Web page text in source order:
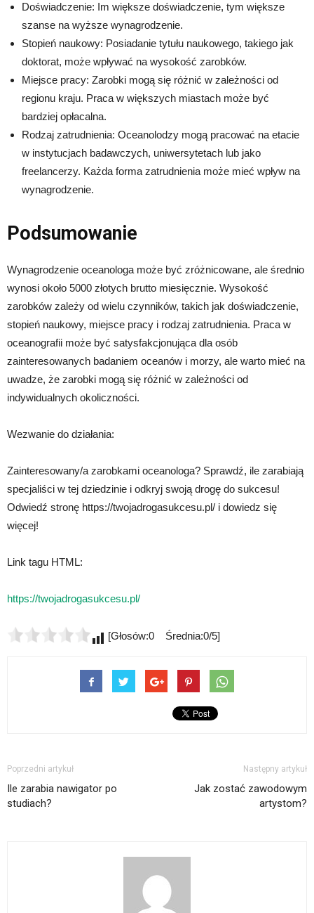
Doświadczenie: Im większe doświadczenie, tym większe
szanse na wyższe wynagrodzenie.
Stopień naukowy: Posiadanie tytułu naukowego, takiego jak
doktorat, może wpływać na wysokość zarobków.
Miejsce pracy: Zarobki mogą się różnić w zależności od
regionu kraju. Praca w większych miastach może być
bardziej opłacalna.
Rodzaj zatrudnienia: Oceanolodzy mogą pracować na etacie
w instytucjach badawczych, uniwersytetach lub jako
freelancerzy. Każda forma zatrudnienia może mieć wpływ na
wynagrodzenie.
Podsumowanie
Wynagrodzenie oceanologa może być zróżnicowane, ale średnio
wynosi około 5000 złotych brutto miesięcznie. Wysokość
zarobków zależy od wielu czynników, takich jak doświadczenie,
stopień naukowy, miejsce pracy i rodzaj zatrudnienia. Praca w
oceanografii może być satysfakcjonująca dla osób
zainteresowanych badaniem oceanów i morzy, ale warto mieć na
uwadze, że zarobki mogą się różnić w zależności od
indywidualnych okoliczności.
Wezwanie do działania:
Zainteresowany/a zarobkami oceanologa? Sprawdź, ile zarabiają
specjaliści w tej dziedzinie i odkryj swoją drogę do sukcesu!
Odwiedź stronę https://twojadrogasukcesu.pl/ i dowiedz się
więcej!
Link tagu HTML:
https://twojadrogasukcesu.pl/
[Głosów:0 Średnia:0/5]
Poprzedni artykuł
Ile zarabia nawigator po
studiach?
Następny artykuł
Jak zostać zawodowym
artystom?